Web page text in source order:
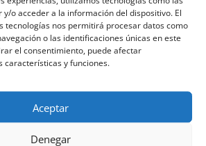
o acceder a la información del dispositivo. El
tecnologías nos permitirá procesar datos como
o las identificaciones únicas en este
el consentimiento, puede afectar
características y funciones.
Aceptar
Denegar
Funda Portatrajes
4,90€IVA inc.